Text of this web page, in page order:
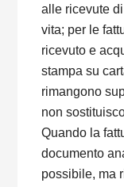
alle ricevute
vita; per le
ricevuto e
stampa su
rimangono
non
Quando la
documento
possibile, ma